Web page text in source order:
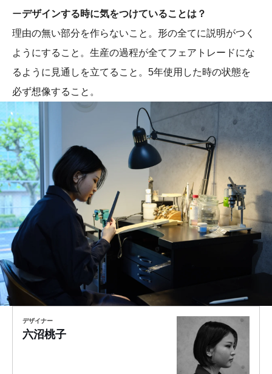
ーデザインする時に気をつけていることは？
理由の無い部分を作らないこと。形の全てに説明がつく
ようにすること。生産の過程が全てフェアトレードにな
るように見通しを立てること。5年使用した時の状態を
必ず想像すること。
デザイナー
六沼桃子